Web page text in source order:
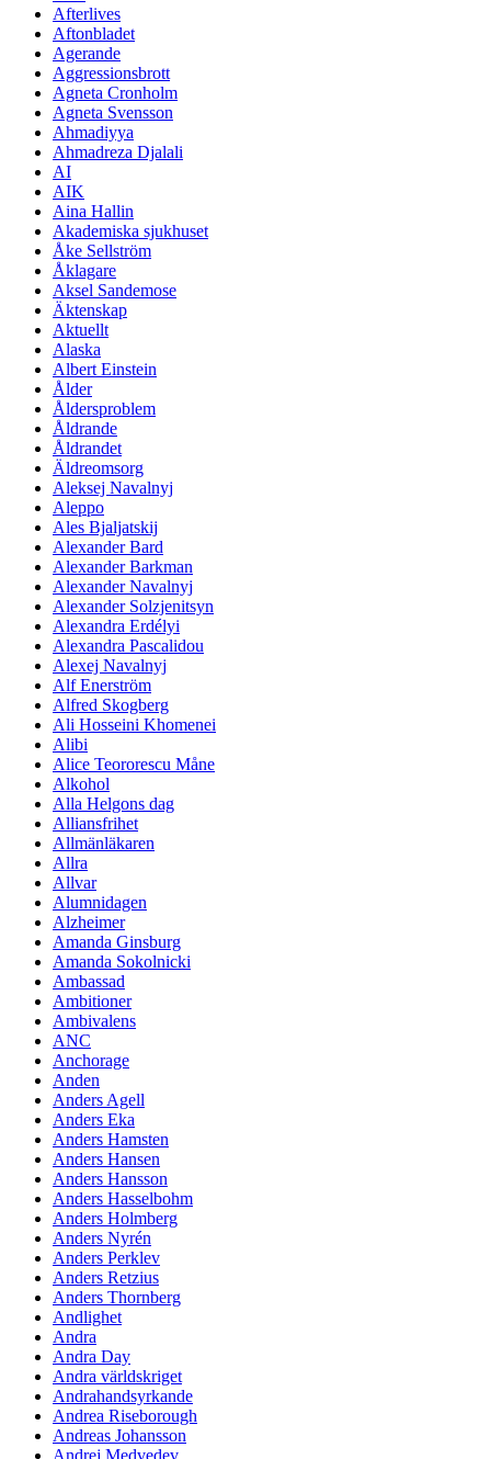
Afterlives
Aftonbladet
Agerande
Aggressionsbrott
Agneta Cronholm
Agneta Svensson
Ahmadiyya
Ahmadreza Djalali
AI
AIK
Aina Hallin
Akademiska sjukhuset
Åke Sellström
Åklagare
Aksel Sandemose
Äktenskap
Aktuellt
Alaska
Albert Einstein
Ålder
Åldersproblem
Åldrande
Åldrandet
Äldreomsorg
Aleksej Navalnyj
Aleppo
Ales Bjaljatskij
Alexander Bard
Alexander Barkman
Alexander Navalnyj
Alexander Solzjenitsyn
Alexandra Erdélyi
Alexandra Pascalidou
Alexej Navalnyj
Alf Enerström
Alfred Skogberg
Ali Hosseini Khomenei
Alibi
Alice Teororescu Måne
Alkohol
Alla Helgons dag
Alliansfrihet
Allmänläkaren
Allra
Allvar
Alumnidagen
Alzheimer
Amanda Ginsburg
Amanda Sokolnicki
Ambassad
Ambitioner
Ambivalens
ANC
Anchorage
Anden
Anders Agell
Anders Eka
Anders Hamsten
Anders Hansen
Anders Hansson
Anders Hasselbohm
Anders Holmberg
Anders Nyrén
Anders Perklev
Anders Retzius
Anders Thornberg
Andlighet
Andra
Andra Day
Andra världskriget
Andrahandsyrkande
Andrea Riseborough
Andreas Johansson
Andrej Medvedev